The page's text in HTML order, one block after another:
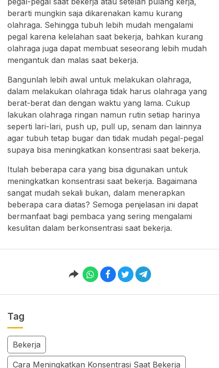
berarti mungkin saja dikarenakan kamu kurang
olahraga. Sehingga tubuh lebih mudah mengalami
pegal karena kelelahan saat bekerja, bahkan kurang
olahraga juga dapat membuat seseorang lebih mudah
mengantuk dan malas saat bekerja.
Bangunlah lebih awal untuk melakukan olahraga,
dalam melakukan olahraga tidak harus olahraga yang
berat-berat dan dengan waktu yang lama. Cukup
lakukan olahraga ringan namun rutin setiap harinya
seperti lari-lari, push up, pull up, senam dan lainnya
agar tubuh tetap bugar dan tidak mudah pegal-pegal
supaya bisa meningkatkan konsentrasi saat bekerja.
Itulah beberapa cara yang bisa digunakan untuk
meningkatkan konsentrasi saat bekerja. Bagaimana
sangat mudah sekali bukan, dalam menerapkan
beberapa cara diatas? Semoga penjelasan ini dapat
bermanfaat bagi pembaca yang sering mengalami
kesulitan dalam berkonsentrasi saat bekerja.
Tag
Bekerja
Cara Meningkatkan Konsentrasi Saat Bekerja